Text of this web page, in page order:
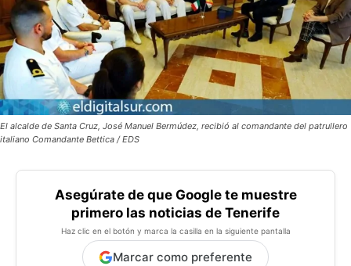
El alcalde de Santa Cruz, José Manuel Bermúdez, recibió al comandante del patrullero
italiano Comandante Bettica / EDS
Asegúrate de que Google te muestre
primero las noticias de Tenerife
Haz clic en el botón y marca la casilla en la siguiente pantalla
Marcar como preferente